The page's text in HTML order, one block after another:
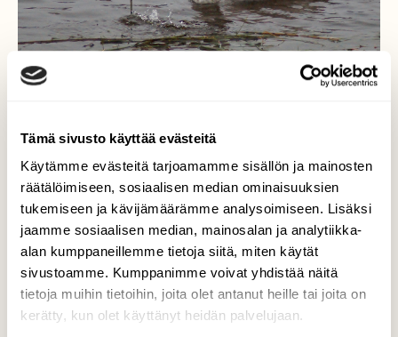
Tämä sivusto käyttää evästeitä
Käytämme evästeitä tarjoamamme sisällön ja mainosten
räätälöimiseen, sosiaalisen median ominaisuuksien
tukemiseen ja kävijämäärämme analysoimiseen. Lisäksi
jaamme sosiaalisen median, mainosalan ja analytiikka-
alan kumppaneillemme tietoja siitä, miten käytät
sivustoamme. Kumppanimme voivat yhdistää näitä
tietoja muihin tietoihin, joita olet antanut heille tai joita on
kerätty, kun olet käyttänyt heidän palvelujaan.
Nuori laulujoutsen
Nuori laulujoutsen ruokailee Kymijoella. Kun
upottaa pitkän kaulansa kaislikkoon on
helppo nyhtää ruokaa suuhunsa. Näin päivät
kuluvat, ruokaa etsien, uiden pitkin joen
vartta ja välillä huilaten, muutto etelään on
edessä.